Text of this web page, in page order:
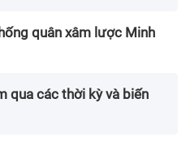
quân xâm lược Minh
qua các thời kỳ và biến